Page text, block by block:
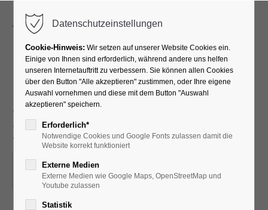
Radwanderung mit dem
SGV - Baggerseen -
zwischendurch Einkehr
25.03.2023, 13:30–18:00
ORT: TREFFPUNKT MARKTPLATZ IN ERWITTE
Datenschutzeinstellungen
Cookie-Hinweis: Wir setzen auf unserer Website Cookies ein.
Einige von Ihnen sind erforderlich, während andere uns helfen
unseren Internetauftritt zu verbessern. Sie können allen Cookies
über den Button "Alle akzeptieren" zustimmen, oder Ihre eigene
Auswahl vornehmen und diese mit dem Button "Auswahl
akzeptieren" speichern.
Erforderlich*
Notwendige Cookies und Google Fonts zulassen damit die
Website korrekt funktioniert
Externe Medien
Externe Medien wie Google Maps, OpenStreetMap und
Youtube zulassen
Statistik